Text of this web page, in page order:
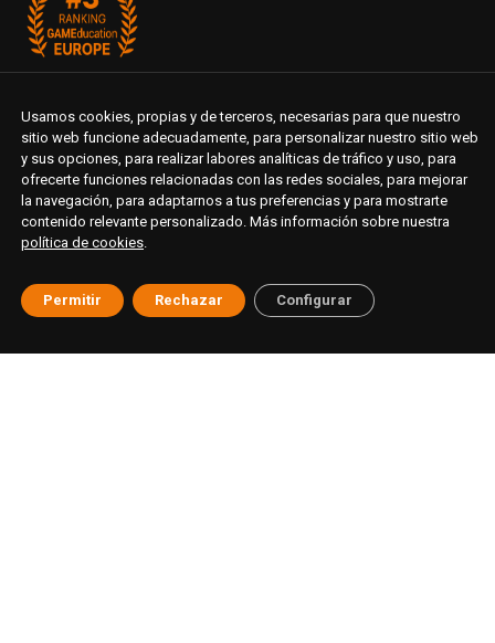
Usamos cookies, propias y de terceros, necesarias para que nuestro
sitio web funcione adecuadamente, para personalizar nuestro sitio web
y sus opciones, para realizar labores analíticas de tráfico y uso, para
ofrecerte funciones relacionadas con las redes sociales, para mejorar
la navegación, para adaptarnos a tus preferencias y para mostrarte
contenido relevante personalizado. Más información sobre nuestra
política de cookies.
Permitir Rechazar Configurar